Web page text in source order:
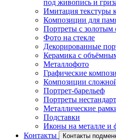
под живопись и
Имитация текстуры
Композиции для
Портреты с золотым
Фото на стекле
Декорированные
Керамика с
Металлофото
Графические
Композиции
Портрет-барельеф
Портреты
Металлические
Подставки
Иконы на металле и
Контакты
Контакты